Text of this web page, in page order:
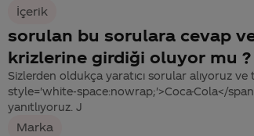
İçerik
sorulan bu sorulara cevap
krizlerine girdiği oluyor mu ?
Sizlerden oldukça yaratıcı sorular alıyoruz
style='white-space:nowrap;'>Coca-Cola</
yanıtlıyoruz. J
Marka